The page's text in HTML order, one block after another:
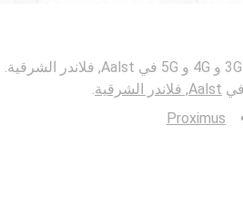
تمثل هذه الخريطة تغطية شبكات الجوال 2G و 3G و 4G و 5G في Aalst, فلاندر الشرقية.
Aalst, فلاندر الشرقية
.
Proximus